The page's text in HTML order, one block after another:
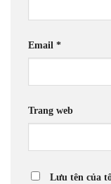
Email *
Trang web
Lưu tên của